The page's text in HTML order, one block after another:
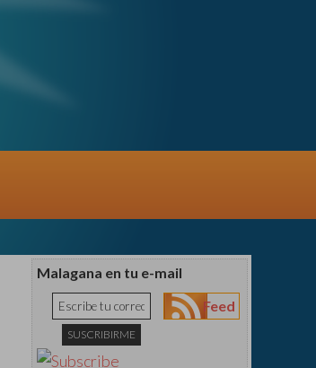
Malagana en tu e-mail
Feed